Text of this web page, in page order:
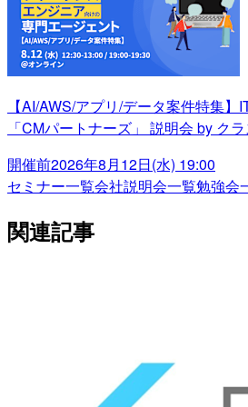
【AI/AWS/アプリ/データ案件特集
「CMパートナーズ」 説明会 by ク
開催前2026年8月12日(水) 19:00
セミナー一覧会社説明会一覧勉強会
関連記事